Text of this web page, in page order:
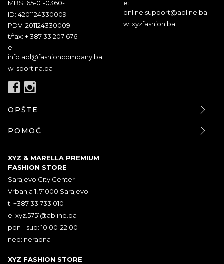
MBS: 65-01-0360-11
ID: 4201124330009
PDV: 201124330009
t/fax: + 387 33 207 676
e:
info.abl@fashioncompany.ba
w: sportina.ba
e:
online.support@abline.ba
w: xyzfashion.ba
OPŠTE
POMOĆ
XYZ & MARELLA PREMIUM
FASHION STORE
Sarajevo City Center
Vrbanja 1, 71000 Sarajevo
t: +387 33 733 010
e: xyz.5751@abline.ba
pon - sub: 10:00-22:00
ned: neradna
XYZ FASHION STORE